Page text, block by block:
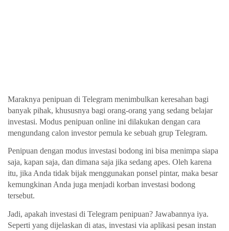
Maraknya penipuan di Telegram menimbulkan keresahan bagi
banyak pihak, khususnya bagi orang-orang yang sedang belajar
investasi. Modus penipuan online ini dilakukan dengan cara
mengundang calon investor pemula ke sebuah grup Telegram.
Penipuan dengan modus investasi bodong ini bisa menimpa siapa
saja, kapan saja, dan dimana saja jika sedang apes. Oleh karena
itu, jika Anda tidak bijak menggunakan ponsel pintar, maka besar
kemungkinan Anda juga menjadi korban investasi bodong
tersebut.
Jadi, apakah investasi di Telegram penipuan? Jawabannya iya.
Seperti yang dijelaskan di atas, investasi via aplikasi pesan instan